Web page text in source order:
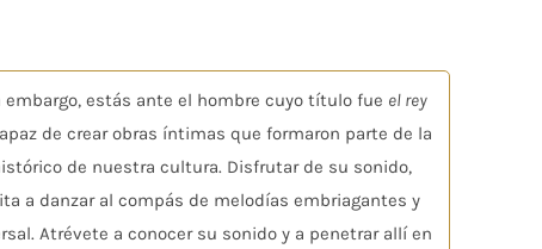
aumentar
o
disminuir
el
volumen.
estás ante el hombre cuyo título fue el rey
de crear obras íntimas que formaron parte de la
de nuestra cultura. Disfrutar de su sonido,
a danzar al compás de melodías embriagantes y
Atrévete a conocer su sonido y a penetrar allí en